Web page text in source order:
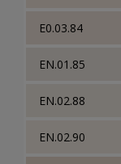
E0.03.84
EN.01.85
EN.02.88
EN.02.90